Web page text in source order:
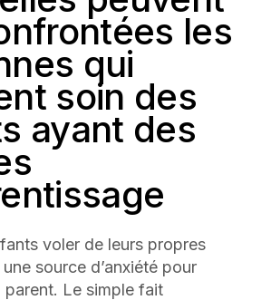
les
qui
soin des
ayant des
voler de leurs propres
source d’anxiété pour
parent. Le simple fait